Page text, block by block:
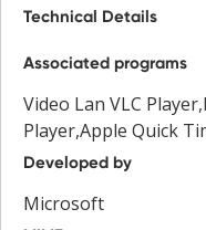
Technical Details
Associated programs
Video Lan VLC
Player,Apple Quick
Developed by
Microsoft